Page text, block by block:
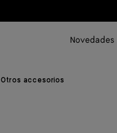
Novedades
Otros accesorios